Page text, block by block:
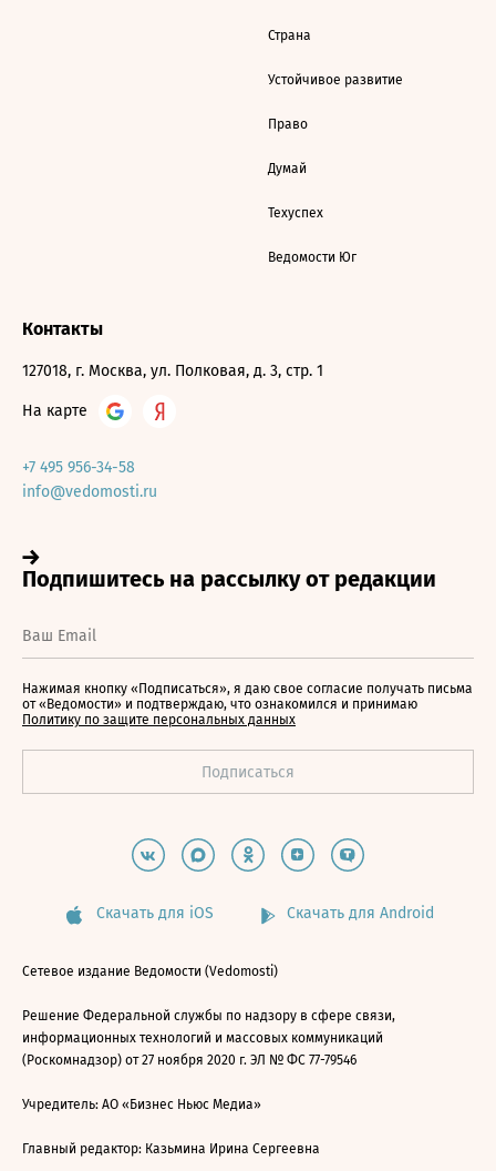
Страна
Устойчивое развитие
Право
Думай
Техуспех
Ведомости Юг
Контакты
127018, г. Москва, ул. Полковая, д. 3, стр. 1
На карте
+7 495 956-34-58
info@vedomosti.ru
Нажимая кнопку «Подписаться», я даю свое согласие получать письма
от «Ведомости» и подтверждаю, что ознакомился и принимаю
Политику по защите персональных данных
Скачать для iOS Скачать для Android
Сетевое издание Ведомости (Vedomosti)
Решение Федеральной службы по надзору в сфере связи,
информационных технологий и массовых коммуникаций
(Роскомнадзор) от 27 ноября 2020 г. ЭЛ № ФС 77-79546
Учредитель: АО «Бизнес Ньюс Медиа»
Главный редактор: Казьмина Ирина Сергеевна